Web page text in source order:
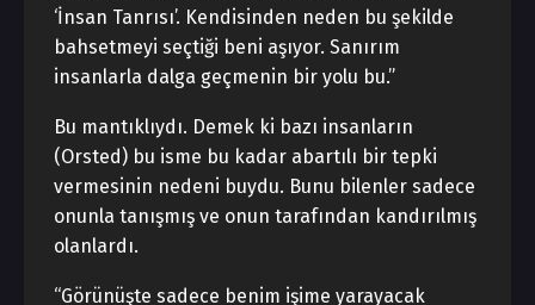
‘İnsan Tanrısı’. Kendisinden neden bu şekilde
bahsetmeyi seçtiği beni aşıyor. Sanırım
insanlarla dalga geçmenin bir yolu bu.”
Bu mantıklıydı. Demek ki bazı insanların
(Orsted) bu isme bu kadar abartılı bir tepki
vermesinin nedeni buydu. Bunu bilenler sadece
onunla tanışmış ve onun tarafından kandırılmış
olanlardı.
“Görünüşte sadece benim işime yarayacak